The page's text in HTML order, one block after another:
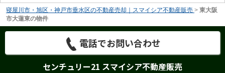
寝屋川市・旭区・神戸市垂水区の不動産売却｜スマイシア不動産販売 > 東大阪
市大蓮東の物件
電話でお問い合わせ
センチュリー21 スマイシア不動産販売